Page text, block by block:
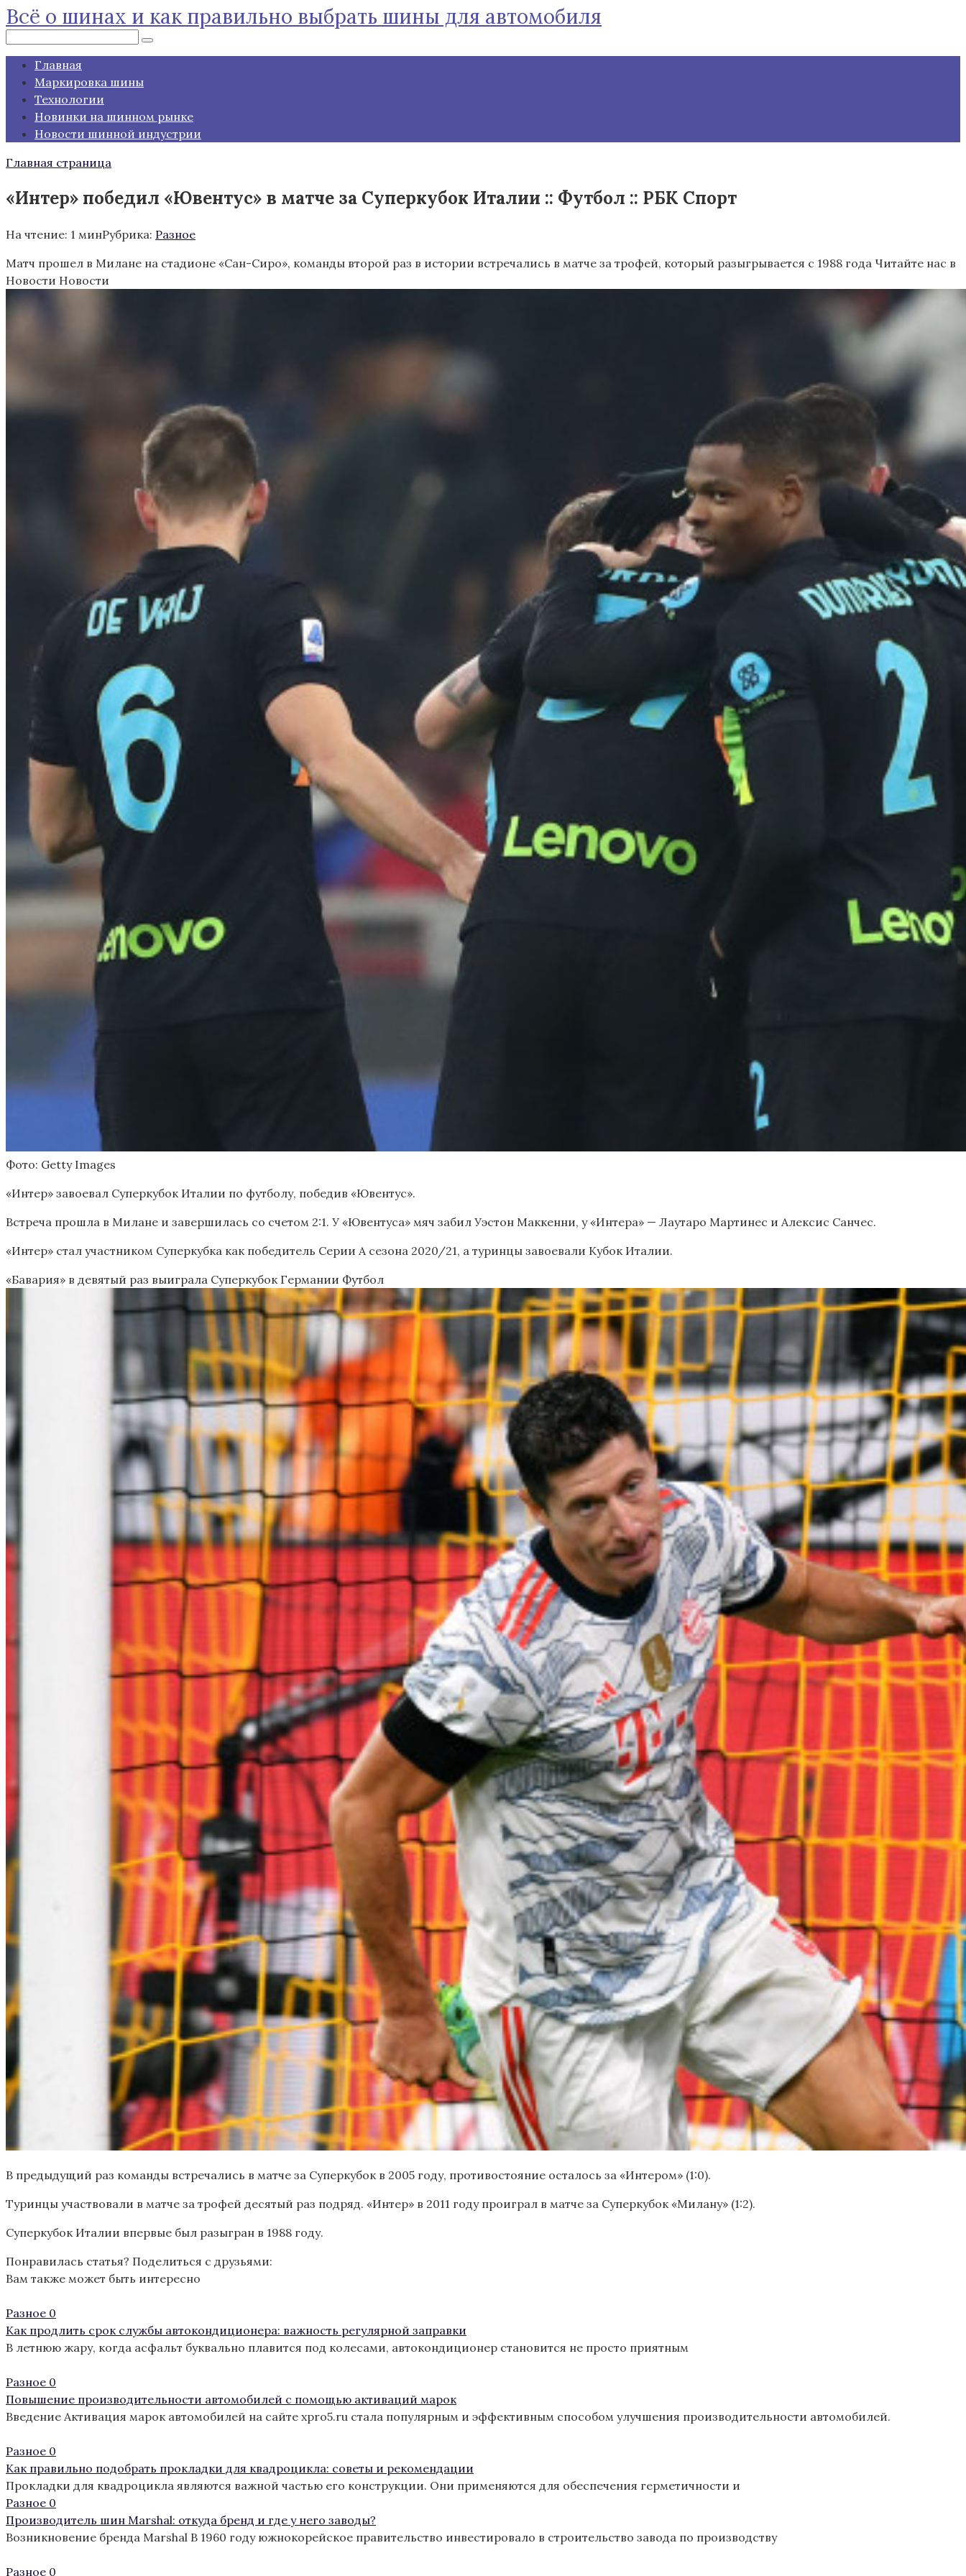
Перейти
к
контенту
Всё о шинах и как правильно выбрать шины для автомобиля
Главная
Маркировка шины
Технологии
Новинки на шинном рынке
Новости шинной индустрии
Главная страница
«Интер» победил «Ювентус» в матче за Суперкубок Италии :: Футбол :: РБК Спорт
На чтение: 1 минРубрика: Разное
Матч прошел в Милане на стадионе «Сан-Сиро», команды второй раз в истории встречались в матче за трофей, который разыгрывается с 1988 года Читайте нас в
Новости Новости
Фото: Getty Images
«Интер» завоевал Суперкубок Италии по футболу, победив «Ювентус».
Встреча прошла в Милане и завершилась со счетом 2:1. У «Ювентуса» мяч забил Уэстон Маккенни, у «Интера» — Лаутаро Мартинес и Алексис Санчес.
«Интер» стал участником Суперкубка как победитель Серии А сезона 2020/21, а туринцы завоевали Кубок Италии.
«Бавария» в девятый раз выиграла Суперкубок Германии Футбол
В предыдущий раз команды встречались в матче за Суперкубок в 2005 году, противостояние осталось за «Интером» (1:0).
Туринцы участвовали в матче за трофей десятый раз подряд. «Интер» в 2011 году проиграл в матче за Суперкубок «Милану» (1:2).
Суперкубок Италии впервые был разыгран в 1988 году.
Понравилась статья? Поделиться с друзьями:
Вам также может быть интересно
Разное 0
Как продлить срок службы автокондиционера: важность регулярной заправки
В летнюю жару, когда асфальт буквально плавится под колесами, автокондиционер становится не просто приятным
Разное 0
Повышение производительности автомобилей с помощью активаций марок
Введение Активация марок автомобилей на сайте xpro5.ru стала популярным и эффективным способом улучшения производительности автомобилей.
Разное 0
Как правильно подобрать прокладки для квадроцикла: советы и рекомендации
Прокладки для квадроцикла являются важной частью его конструкции. Они применяются для обеспечения герметичности и
Разное 0
Производитель шин Marshal: откуда бренд и где у него заводы?
Возникновение бренда Marshal В 1960 году южнокорейское правительство инвестировало в строительство завода по производству
Разное 0